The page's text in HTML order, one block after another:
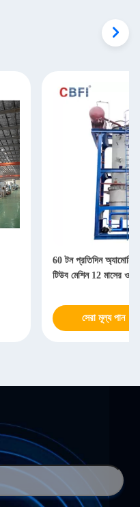
60 টন প্রতিদিন
টিউব মেশিন 12 মাসের
সেরা মূল্য পান